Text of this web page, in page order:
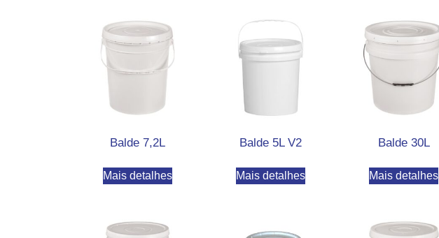
Balde 7,2L
Mais detalhes
Balde 5L V2
Mais detalhes
Balde 30L
Mais detalhes